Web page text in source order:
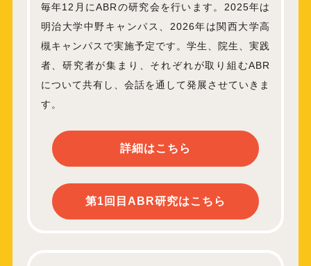
毎年12月にABRの研究会を行います。2025年は
明治大学中野キャンパス、2026年は関西大学高
槻キャンパスで実施予定です。学生、院生、実践
者、研究者が集まり、それぞれが取り組むABR
について共有し、会話を通して発展させていきま
す。
詳細はこちら
第1回目ABR研究はこちら